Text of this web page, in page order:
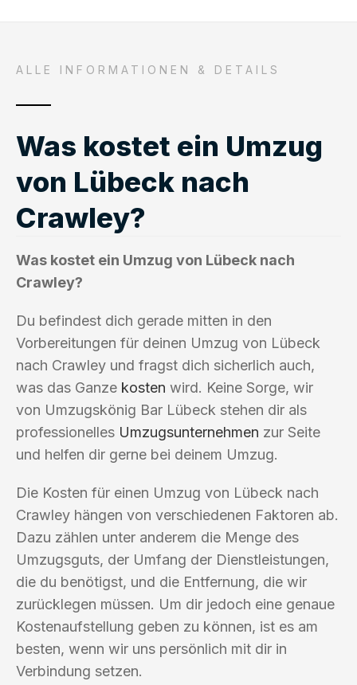
ALLE INFORMATIONEN & DETAILS
Was kostet ein Umzug
von Lübeck nach
Crawley?
Was kostet ein Umzug von Lübeck nach
Crawley?
Du befindest dich gerade mitten in den
Vorbereitungen für deinen Umzug von Lübeck
nach Crawley und fragst dich sicherlich auch,
was das Ganze kosten wird. Keine Sorge, wir
von Umzugskönig Bar Lübeck stehen dir als
professionelles Umzugsunternehmen zur Seite
und helfen dir gerne bei deinem Umzug.
Die Kosten für einen Umzug von Lübeck nach
Crawley hängen von verschiedenen Faktoren ab.
Dazu zählen unter anderem die Menge des
Umzugsguts, der Umfang der Dienstleistungen,
die du benötigst, und die Entfernung, die wir
zurücklegen müssen. Um dir jedoch eine genaue
Kostenaufstellung geben zu können, ist es am
besten, wenn wir uns persönlich mit dir in
Verbindung setzen.